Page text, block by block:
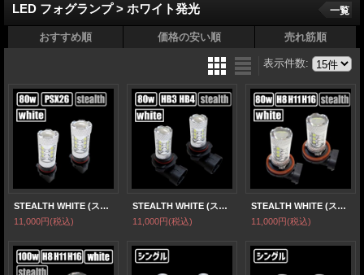
LED フォグランプ > ホワイト発光 一覧
おすすめ順 価格の安い順 売れ筋順
表示件数:
STEALTH WHITE (ステルスホワイト) PSX26 フォグランプ
11,000円(税込)
STEALTH WHITE (ステルスホワイト) HB3/HB4 フォグランプ
11,000円(税込)
STEALTH WHITE (ステルスホワイト) H8/H11/H16 フォグランプ
11,000円(税込)